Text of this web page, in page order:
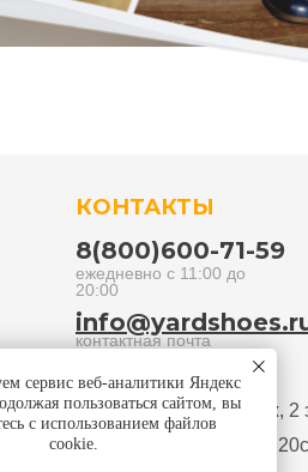
сервис веб-аналитики Яндекс
пользоваться сайтом, вы
с использованием файлов
cookie.
КОНТАКТЫ
8(800)600-71-59
ежедневно с 11:00 до
20:00
контактная почта
г. Санкт-Петербург, ТК
Владимирский Пассаж, 2
левая галерея, 2J2
г. Москва, Бауманская